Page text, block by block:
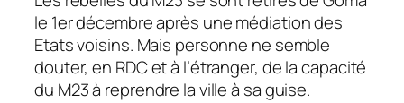
le 1er décembre après une médiation des
Etats voisins. Mais personne ne semble
douter, en RDC et à l’étranger, de la capacité
du M23 à reprendre la ville à sa guise.